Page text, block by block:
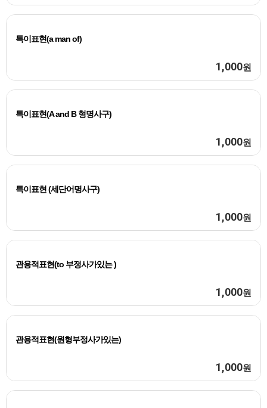
특이표현(a man of)
1,000원
특이표현(A and B 형명사구)
1,000원
특이표현 (세단어명사구)
1,000원
관용적표현(to 부정사가있는 )
1,000원
관용적표현(원형부정사가있는)
1,000원